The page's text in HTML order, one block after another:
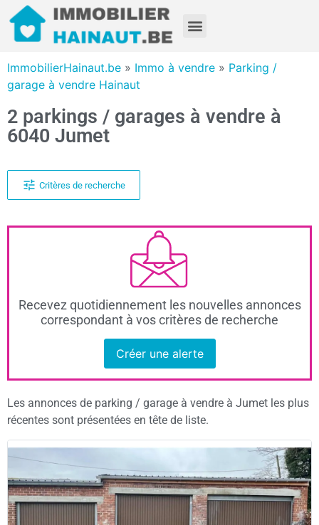
ImmobilierHainaut.be » Immo à vendre » Parking /
garage à vendre Hainaut
2 parkings / garages à vendre à
6040 Jumet
Critères de recherche
Recevez quotidiennement les nouvelles annonces
correspondant à vos critères de recherche
Créer une alerte
Les annonces de parking / garage à vendre à Jumet les plus
récentes sont présentées en tête de liste.